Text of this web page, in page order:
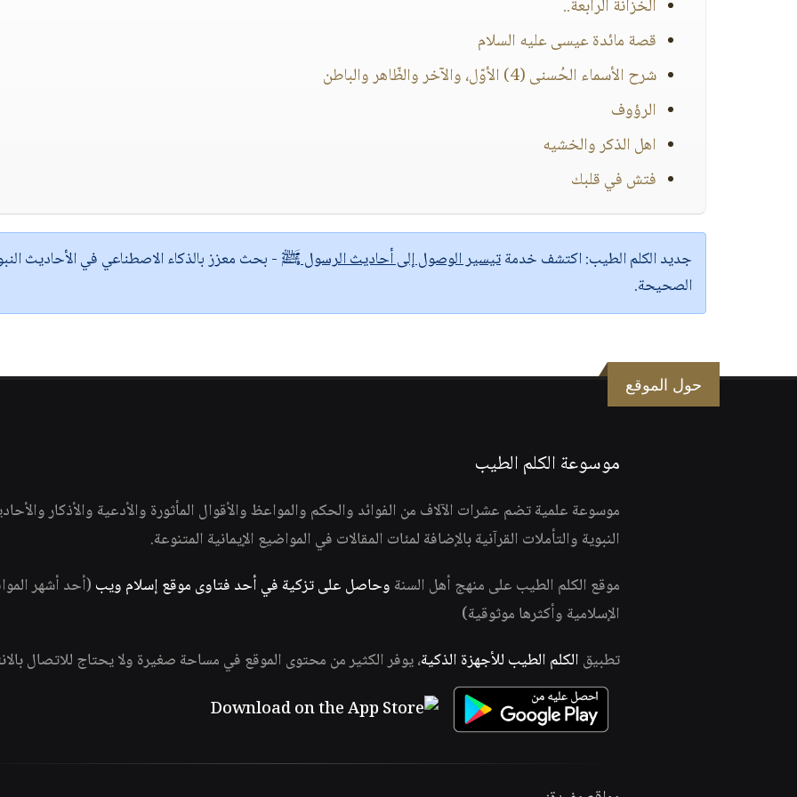
الخزانة الرابعة..
قصة مائدة عيسى عليه السلام
شرح الأسماء الحُسنى (4) الأوّل، والآخر والظّاهر والباطن
الرؤوف
اهل الذكر والخشيه
فتش في قلبك
جديد الكلم الطيب:اكتشف خدمةتيسير الوصول إلى أحاديث الرسول ﷺ - بحث معزز بالذكاء الاصطناعي في الأحاديث
الصحيحة.
حول الموقع
موسوعة الكلم الطيب
موسوعة علمية تضم عشرات الآلاف من الفوائد والحكم والمواعظ والأقوال المأثورة والأدعية والأذكار
النبوية والتأملات القرآنية بالإضافة لمئات المقالات في المواضيع الإيمانية المتنوعة.
موقع الكلم الطيب على منهج أهل السنة وحاصل على تزكية في أحد فتاوى موقع إسلام ويب (أحد أشهر
الإسلامية وأكثرها موثوقية)
تطبيق الكلم الطيب للأجهزة الذكية، يوفر الكثير من محتوى الموقع في مساحة صغيرة ولا يحتاج للاتصال